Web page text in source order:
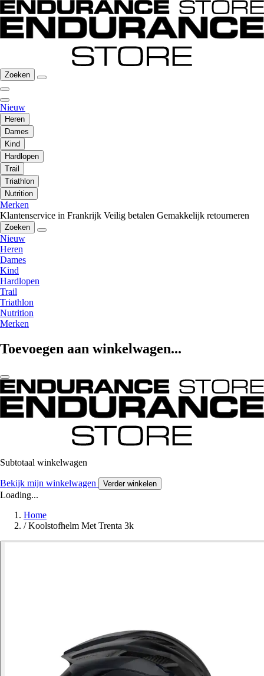
Zoeken
Nieuw
Heren
Dames
Kind
Hardlopen
Trail
Triathlon
Nutrition
Merken
Klantenservice in Frankrijk Veilig betalen Gemakkelijk retourneren
Zoeken
Nieuw
Heren
Dames
Kind
Hardlopen
Trail
Triathlon
Nutrition
Merken
Toevoegen aan winkelwagen...
Subtotaal winkelwagen
Bekijk mijn winkelwagen Verder winkelen
Loading...
Home
/ Koolstofhelm Met Trenta 3k